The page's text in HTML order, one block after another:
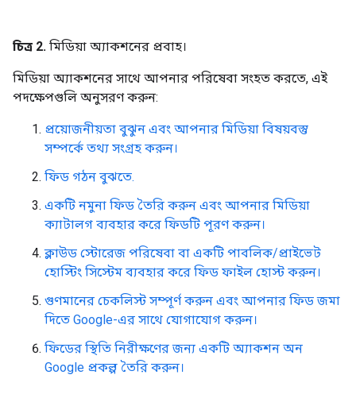
চিত্র 2. মিডিয়া অ্যাকশনের প্রবাহ।
মিডিয়া অ্যাকশনের সাথে আপনার পরিষেবা সংহত করতে, এই
পদক্ষেপগুলি অনুসরণ করুন:
প্রয়োজনীয়তা বুঝুন এবং আপনার মিডিয়া বিষয়বস্তু
সম্পর্কে তথ্য সংগ্রহ করুন।
ফিড গঠন বুঝতে.
একটি নমুনা ফিড তৈরি করুন এবং আপনার মিডিয়া
ক্যাটালগ ব্যবহার করে ফিডটি পূরণ করুন।
ক্লাউড স্টোরেজ পরিষেবা বা একটি পাবলিক/প্রাইভেট
হোস্টিং সিস্টেম ব্যবহার করে ফিড ফাইল হোস্ট করুন।
গুণমানের চেকলিস্ট সম্পূর্ণ করুন এবং আপনার ফিড জমা
দিতে Google-এর সাথে যোগাযোগ করুন।
ফিডের স্থিতি নিরীক্ষণের জন্য একটি অ্যাকশন অন
Google প্রকল্প তৈরি করুন।